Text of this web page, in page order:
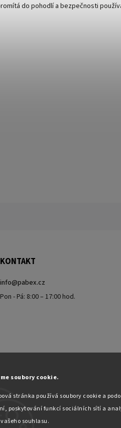
soubory cookie.
stránka používá soubory cookie a
poskytování funkcí sociálních sítí a
souhlasu.
do pohodlí a bezpečnosti
KONTAKT
info@pabex.cz
Pon - Pá: 8:00 – 17:00 hod.